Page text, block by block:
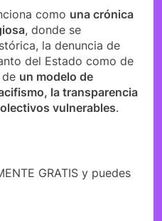
como una crónica
, donde se
la denuncia de
del Estado como de
un modelo de
la transparencia
vulnerables.
GRATIS y puedes